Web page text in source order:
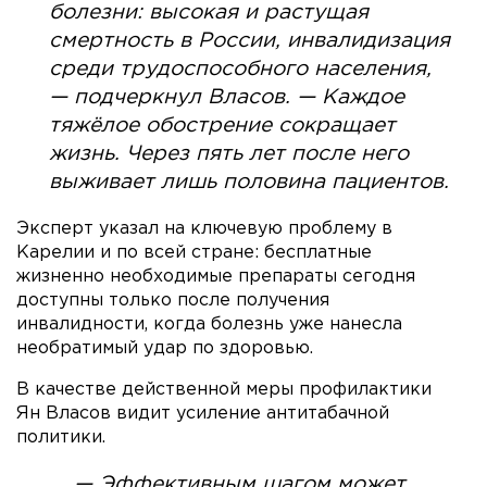
болезни: высокая и растущая
смертность в России, инвалидизация
среди трудоспособного населения,
— подчеркнул Власов. — Каждое
тяжёлое обострение сокращает
жизнь. Через пять лет после него
выживает лишь половина пациентов.
Эксперт указал на ключевую проблему в
Карелии и по всей стране: бесплатные
жизненно необходимые препараты сегодня
доступны только после получения
инвалидности, когда болезнь уже нанесла
необратимый удар по здоровью.
В качестве действенной меры профилактики
Ян Власов видит усиление антитабачной
политики.